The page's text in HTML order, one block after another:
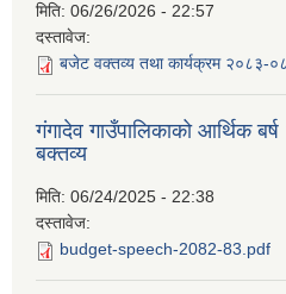
मिति: 06/26/2026 - 22:57
दस्तावेज:
बजेट वक्तव्य तथा कार्यक्रम २०८३-
गंगादेव गाउँपालिकाको आर्थिक
बक्तव्य
मिति: 06/24/2025 - 22:38
दस्तावेज:
budget-speech-2082-83.pdf